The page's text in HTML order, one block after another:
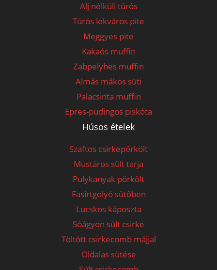
Alj nélküli túrós
Túrós lekváros pite
Meggyes pite
Kakaós muffin
Zabpelyhes muffin
Almás mákos süti
Palacsinta muffin
Epres-pudingos piskóta
Húsos ételek
Szaftos csirkepörkölt
Mustáros sült tarja
Pulykanyak pörkölt
Fasírtgolyó sütőben
Lucskos káposzta
Sóágyon sült csirke
Töltött csirkecomb májjal
Oldalas sütése